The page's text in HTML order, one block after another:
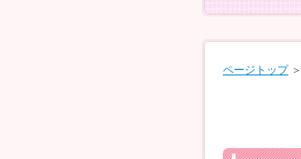
ページトップ＞